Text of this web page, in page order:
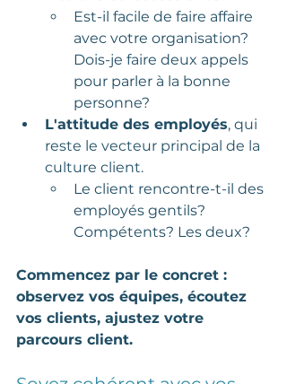
Est-il facile de faire affaire
avec votre organisation?
Dois-je faire deux appels
pour parler à la bonne
personne?
L'attitude des employés, qui
reste le vecteur principal de la
culture client.
Le client rencontre-t-il des
employés gentils?
Compétents? Les deux?
Commencez par le concret :
observez vos équipes, écoutez
vos clients, ajustez votre
parcours client.